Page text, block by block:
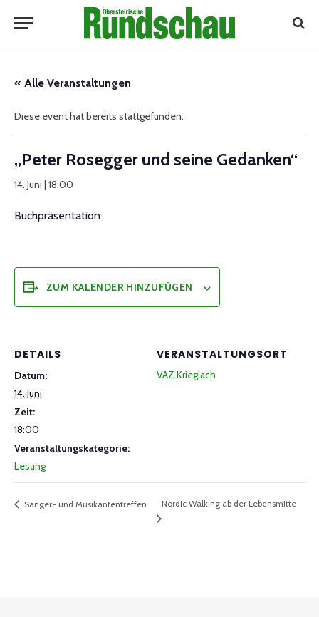
« Alle Veranstaltungen
Diese event hat bereits stattgefunden.
„Peter Rosegger und seine Gedanken“
14. Juni | 18:00
Buchpräsentation
ZUM KALENDER HINZUFÜGEN
DETAILS
Datum:
14. Juni
Zeit:
18:00
Veranstaltungskategorie:
Lesung
VERANSTALTUNGSORT
VAZ Krieglach
Sänger- und Musikantentreffen Nordic Walking ab der Lebensmitte